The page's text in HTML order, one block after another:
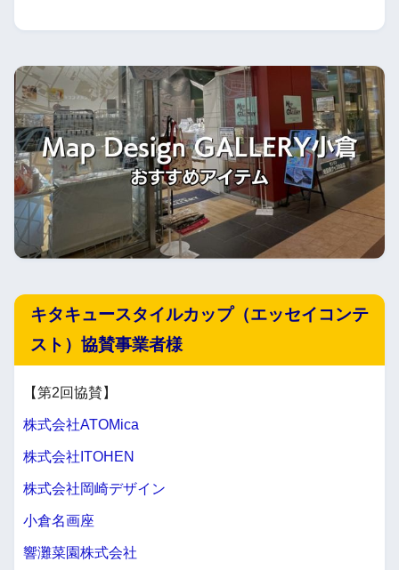
キタキュースタイルカップ（エッセイコンテ
スト）協賛事業者様
【第2回協賛】
株式会社ATOMica
株式会社ITOHEN
株式会社岡崎デザイン
小倉名画座
響灘菜園株式会社